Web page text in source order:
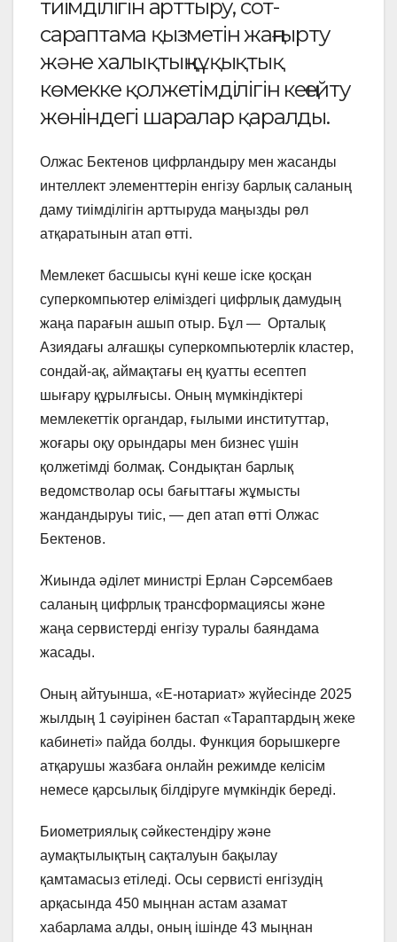
тиімділігін арттыру, сот-
сараптама қызметін жаңғырту
және халықтың құқықтық
көмекке қолжетімділігін кеңейту
жөніндегі шаралар қаралды.
Олжас Бектенов цифрландыру мен жасанды
интеллект элементтерін енгізу барлық саланың
даму тиімділігін арттыруда маңызды рөл
атқаратынын атап өтті.
Мемлекет басшысы күні кеше іске қосқан
суперкомпьютер еліміздегі цифрлық дамудың
жаңа парағын ашып отыр. Бұл — Орталық
Азиядағы алғашқы суперкомпьютерлік кластер,
сондай-ақ, аймақтағы ең қуатты есептеп
шығару құрылғысы. Оның мүмкіндіктері
мемлекеттік органдар, ғылыми институттар,
жоғары оқу орындары мен бизнес үшін
қолжетімді болмақ. Сондықтан барлық
ведомстволар осы бағыттағы жұмысты
жандандыруы тиіс, — деп атап өтті Олжас
Бектенов.
Жиында әділет министрі Ерлан Сәрсембаев
саланың цифрлық трансформациясы және
жаңа сервистерді енгізу туралы баяндама
жасады.
Оның айтуынша, «E-нотариат» жүйесінде 2025
жылдың 1 сәуірінен бастап «Тараптардың жеке
кабинеті» пайда болды. Функция борышкерге
атқарушы жазбаға онлайн режимде келісім
немесе қарсылық білдіруге мүмкіндік береді.
Биометриялық сәйкестендіру және
аумақтылықтың сақталуын бақылау
қамтамасыз етіледі. Осы сервисті енгізудің
арқасында 450 мыңнан астам азамат
хабарлама алды, оның ішінде 43 мыңнан